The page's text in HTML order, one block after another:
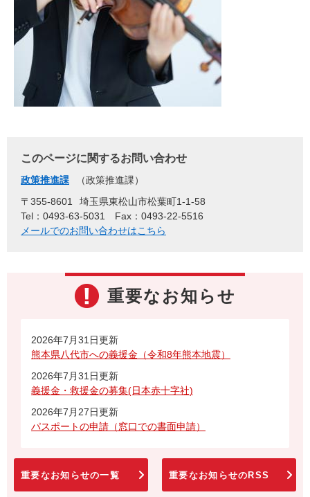
このページに関するお問い合わせ
政策推進課
政策推進課
〒355-8601
埼玉県東松山市松葉町1-1-58
Tel：0493-63-5031
Fax：0493-22-5516
メールでのお問い合わせはこちら
重要なお知らせ
2026年7月31日更新
熊本県八代市への義援金（令和8年熊本地震）
2026年7月31日更新
義援金・救援金の募集(日本赤十字社)
2026年7月27日更新
パスポートの申請（窓口での書面申請）
重要なお知らせの一覧 重要なお知らせのRSS